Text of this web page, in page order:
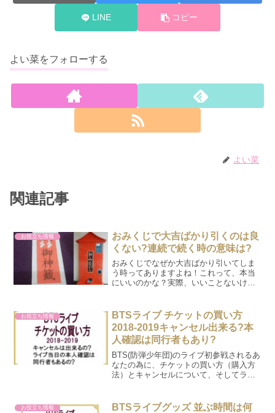
LINE コピー
よい菜をフォローする
よい菜
関連記事
お役立ち情報
おみくじで大吉ばかり引くのは良
くない?連続で続く時の意味は?
おみくじでなぜか大吉ばかり引いてしま
う時ってありますよね！これって、本当
にいいのかな？実際、いいことないけ
続く時って何か意味あるのかスピリチュ
アル的な観点から紐置いていきま...
お役立ち情報
BTSライブ チケットの買い方
2018-2019キャンセル出来る?本
人確認は同行者もあり?
BTS(防弾少年団)のライブ初参戦されるあ
なたの為に、チケットの買い方（購入方
法）とキャンセルについて、そしてライ
お役立ち情報
BTSライブグッズ 並ぶ時間は何